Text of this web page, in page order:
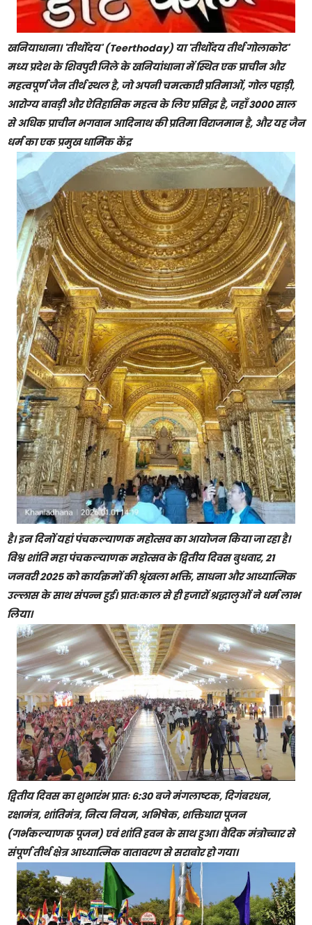
खनियाधाना। 'तीर्थोदय' (Teerthoday) या 'तीर्थोदय तीर्थ गोलाकोट'
मध्य प्रदेश के शिवपुरी जिले के खनियांधाना में स्थित एक प्राचीन और
महत्वपूर्ण जैन तीर्थ स्थल है, जो अपनी चमत्कारी प्रतिमाओं, गोल पहाड़ी,
आरोग्य बावड़ी और ऐतिहासिक महत्व के लिए प्रसिद्ध है, जहाँ 3000 साल
से अधिक प्राचीन भगवान आदिनाथ की प्रतिमा विराजमान है, और यह जैन
धर्म का एक प्रमुख धार्मिक केंद्र
है। इन दिनों यहां पंचकल्याणक महोत्सव का आयोजन किया जा रहा है।
विश्व शांति महा पंचकल्याणक महोत्सव के द्वितीय दिवस बुधवार, 21
जनवरी 2025 को कार्यक्रमों की श्रृंखला भक्ति, साधना और आध्यात्मिक
उल्लास के साथ संपन्न हुई। प्रातःकाल से ही हजारों श्रद्धालुओं ने धर्म लाभ
लिया।
द्वितीय दिवस का शुभारंभ प्रातः 6:30 बजे मंगलाष्टक, दिगंबरधन,
रक्षामंत्र, शांतिमंत्र, नित्य नियम, अभिषेक, शक्तिधारा पूजन
(गर्भकल्याणक पूजन) एवं शांति हवन के साथ हुआ। वैदिक मंत्रोच्चार से
संपूर्ण तीर्थ क्षेत्र आध्यात्मिक वातावरण से सराबोर हो गया।